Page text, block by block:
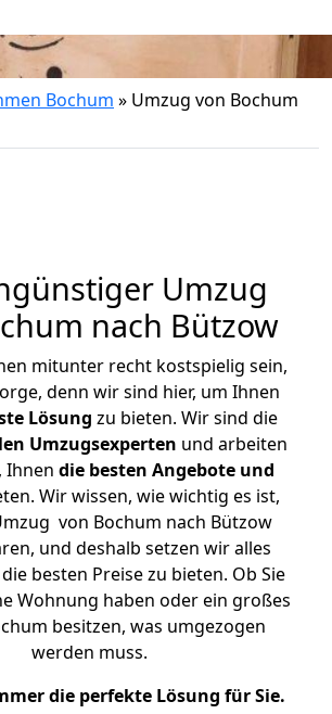
Bochum » Umzug von Bochum
Umzug
nach Bützow
mitunter recht kostspielig sein,
denn wir sind hier, um Ihnen
Lösung zu bieten. Wir sind die
Umzugsexperten und arbeiten
Ihnen die besten Angebote und
Wir wissen, wie wichtig es ist,
von Bochum nach Bützow
und deshalb setzen wir alles
besten Preise zu bieten. Ob Sie
Wohnung haben oder ein großes
besitzen, was umgezogen
werden muss.
die perfekte Lösung für Sie.